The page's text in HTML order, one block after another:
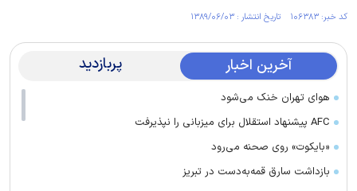
کد خبر: ۱۰۶۳۸۳ تاریخ انتشار : ۱۳۸۹/۰۶/۰۳
آخرین اخبار پربازدید
هوای تهران خنک می‌شود
AFC پیشنهاد استقلال برای میزبانی را نپذیرفت
«بایکوت» روی صحنه می‌رود
بازداشت سارق قمه‌به‌دست در تبریز